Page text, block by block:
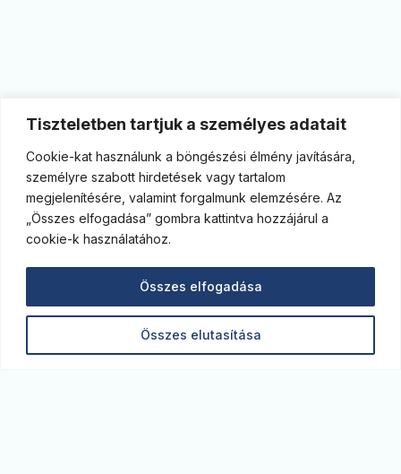
Tiszteletben tartjuk a személyes adatait
Cookie-kat használunk a böngészési élmény javítására,
személyre szabott hirdetések vagy tartalom
megjelenítésére, valamint forgalmunk elemzésére. Az
„Összes elfogadása” gombra kattintva hozzájárul a
cookie-k használatához.
Összes elutasítása
Összes elfogadása